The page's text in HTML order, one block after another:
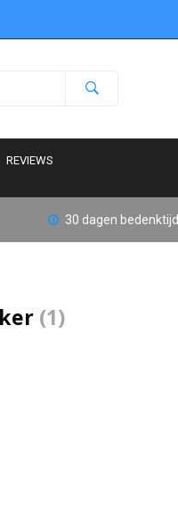
REVIEWS
30 dagen bedenktijd
(1)